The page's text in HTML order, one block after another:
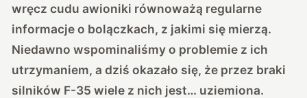
wręcz cudu awioniki równoważą regularne
informacje o bolączkach, z jakimi się mierzą.
Niedawnowspominaliśmy o problemie z ich
utrzymaniem, a dziś okazało się, że przez braki
silników F-35 wiele z nich jest… uziemiona.